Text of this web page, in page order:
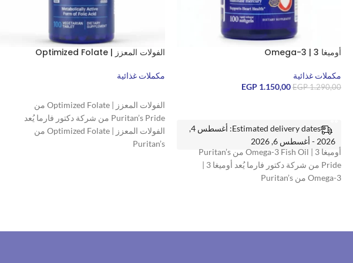
أوميغا 3 | Omega-3
مكملات غذائية
EGP1.290,00
EGP 1.150,00
Estimated delivery dates: أغسطس 4,
2026 - أغسطس 6, 2026
أوميغا 3 | Omega-3 Fish Oil من Puritan’s
Pride من شركة دكتور فارما يُعد أوميغا 3 |
Omega-3 من Puritan’s
الفولات المعزز | Optimized Folate
مكملات غذائية
الفولات المعزز | Optimized Folate من
Puritan’s Pride من شركة دكتور فارما يُعد
الفولات المعزز | Optimized Folate من
Puritan’s